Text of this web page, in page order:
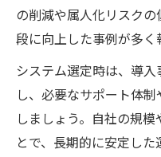
の削減や属人化リスク
段に向上した事例が多く
システム選定時は、導
し、必要なサポート体
しましょう。自社の規
とで、長期的に安定した